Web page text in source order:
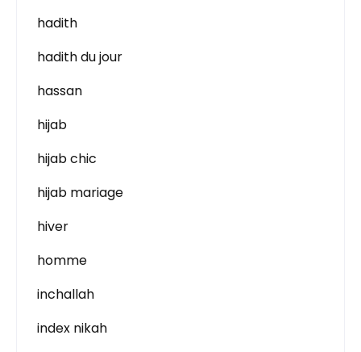
hadith
hadith du jour
hassan
hijab
hijab chic
hijab mariage
hiver
homme
inchallah
index nikah